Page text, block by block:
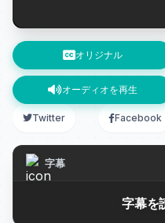
オリジナル
オーディオを再生
Twitter Facebook
字幕
字幕を